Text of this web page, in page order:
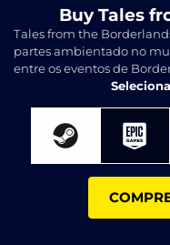
Buy Tales
Tales from the
partes ambientado no
entre os eventos de